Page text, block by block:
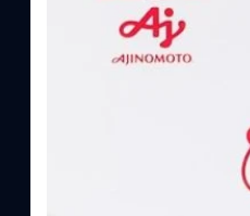
บริษัท อายิโนะโมะโต๊ะ (ประเ
แนวคิดการดำเนินธุรกิจและ
ผู้บริโภค ท่ามกลางการเติบโต
บาท หรือคิดเป็นสัดส่วนราว
ความรู้หลักรูปแบบผลิตภัณฑ์ /
ประโยชน์จากกรดอะมิโน